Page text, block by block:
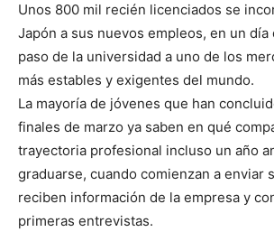
Unos 800 mil recién licenciados se
Japón a sus nuevos empleos, en un día
paso de la universidad a uno de los
más estables y exigentes del mundo.
La mayoría de jóvenes que han
finales de marzo ya saben en qué
trayectoria profesional incluso un año
graduarse, cuando comienzan a enviar
reciben información de la empresa y
primeras entrevistas.